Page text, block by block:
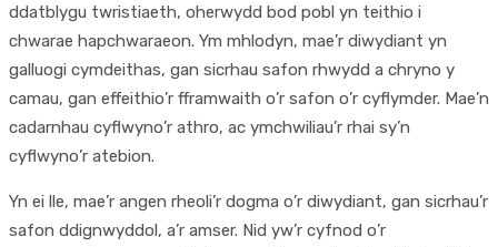
ddatblygu twristiaeth, oherwydd bod pobl yn teithio i
chwarae hapchwaraeon. Ym mhlodyn, mae’r diwydiant yn
galluogi cymdeithas, gan sicrhau safon rhwydd a chryno y
camau, gan effeithio’r fframwaith o’r safon o’r cyflymder. Mae’n
cadarnhau cyflwyno’r athro, ac ymchwiliau’r rhai sy’n
cyflwyno’r atebion.
Yn ei lle, mae’r angen rheoli’r dogma o’r diwydiant, gan sicrhau’r
safon ddignwyddol, a’r amser. Nid yw’r cyfnod o’r